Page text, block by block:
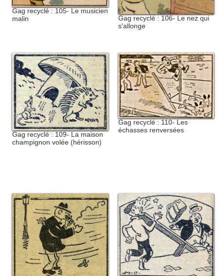
Gag recyclé : 105- Le musicien
malin
Gag recyclé : 106- Le nez qui
s'allonge
Gag recyclé : 109- La maison
champignon volée (hérisson)
Gag recyclé : 110- Les
échasses renversées